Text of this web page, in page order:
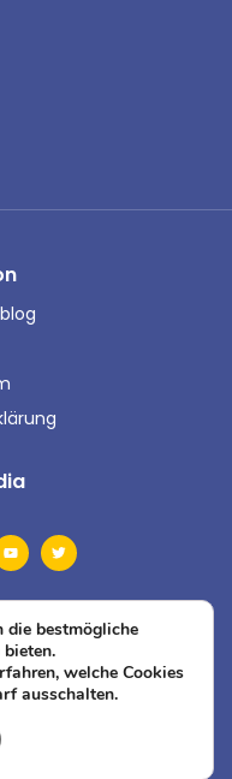
die bestmögliche
welche Cookies
ausschalten.